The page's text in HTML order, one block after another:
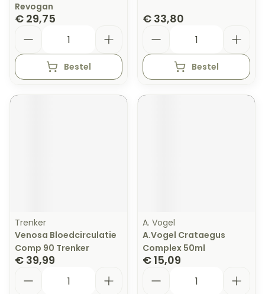
Revogan
€ 29,75
Bestel
€ 33,80
Bestel
Trenker
Venosa Bloedcirculatie
Comp 90 Trenker
€ 39,99
A. Vogel
A.Vogel Crataegus
Complex 50ml
€ 15,09